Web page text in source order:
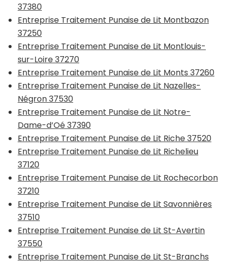
37380
Entreprise Traitement Punaise de Lit Montbazon
37250
Entreprise Traitement Punaise de Lit Montlouis-
sur-Loire 37270
Entreprise Traitement Punaise de Lit Monts 37260
Entreprise Traitement Punaise de Lit Nazelles-
Négron 37530
Entreprise Traitement Punaise de Lit Notre-
Dame-d’Oé 37390
Entreprise Traitement Punaise de Lit Riche 37520
Entreprise Traitement Punaise de Lit Richelieu
37120
Entreprise Traitement Punaise de Lit Rochecorbon
37210
Entreprise Traitement Punaise de Lit Savonnières
37510
Entreprise Traitement Punaise de Lit St-Avertin
37550
Entreprise Traitement Punaise de Lit St-Branchs